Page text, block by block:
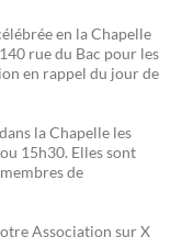
en la Chapelle
rue du Bac pour les
en rappel du jour de
la Chapelle les
15h30. Elles sont
de
Association sur X